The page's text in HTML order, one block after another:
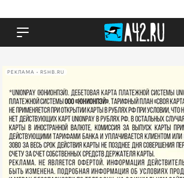
РЕКЛАМА • RSHB.RU